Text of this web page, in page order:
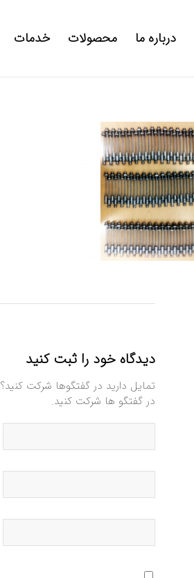
درباره ما محصولات خدمات
دیدگاه خود را ثبت کنید
تمایل دارید در گفتگوها شرکت کنید؟
در گفتگو ها شرکت کنید.